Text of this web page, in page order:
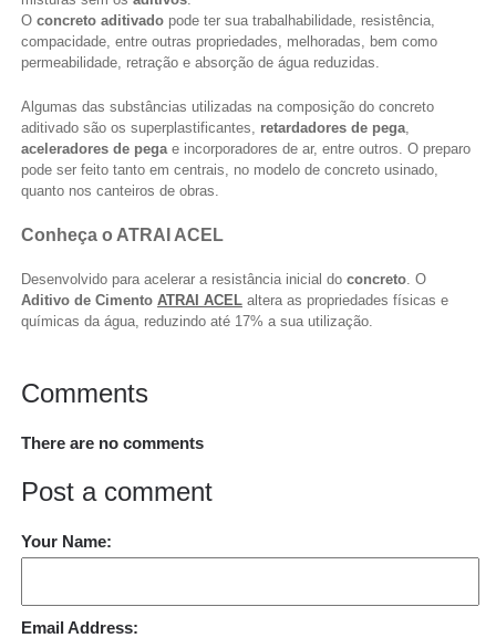
O concreto aditivadopode ter sua trabalhabilidade, resistência,
compacidade, entre outras propriedades, melhoradas, bem como
permeabilidade, retração e absorção de água reduzidas.
Algumas das substâncias utilizadas na composição do concreto
aditivado são os superplastificantes, retardadores de pega,
aceleradores de pegae incorporadores de ar, entre outros. O preparo
pode ser feito tanto em centrais, no modelo de concreto usinado,
quanto nos canteiros de obras.
Conheça o ATRAI ACEL
Desenvolvido para acelerar a resistância inicial do concreto. O
Aditivo de Cimento ATRAI ACELaltera as propriedades físicas e
químicas da água, reduzindo até 17% a sua utilização.
Comments
There are no comments
Post a comment
Your Name:
Email Address: